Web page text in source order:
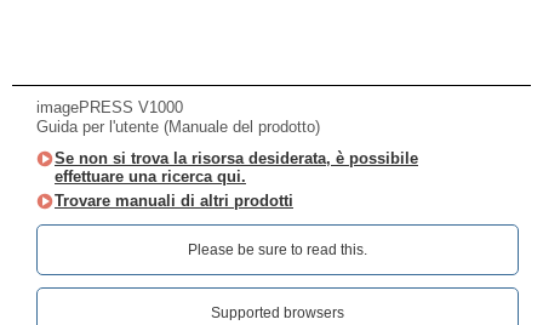
imagePRESS V1000
Guida per l'utente (Manuale del prodotto)
Se non si trova la risorsa desiderata, è possibile
effettuare una ricerca qui.
Trovare manuali di altri prodotti
Please be sure to read this.‎
Supported browsers